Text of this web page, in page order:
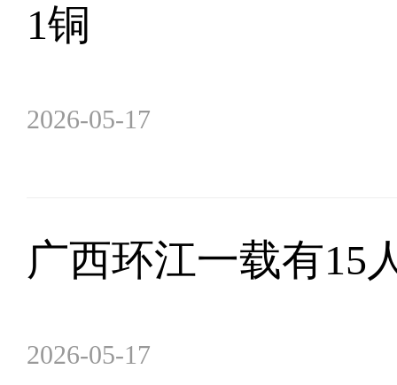
1铜
2026-05-17
广西环江一载有15
2026-05-17